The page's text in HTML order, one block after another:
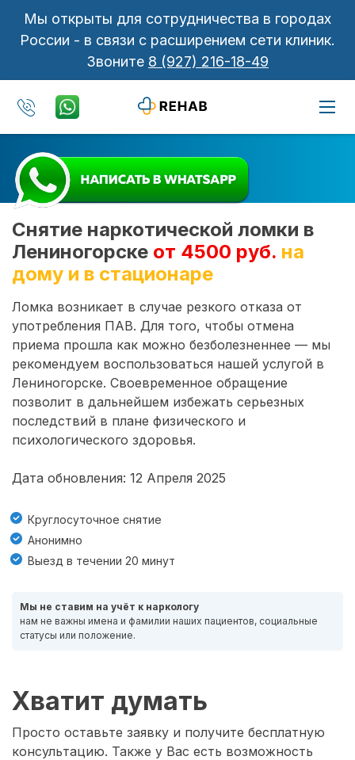
Мы открыты для сотрудничества в городах
России - в связи с расширением сети клиник.
Звоните 8 (927) 216-18-49
Снятие наркотической ломки в
Лениногорске от 4500 руб. на
дому и в стационаре
Ломка возникает в случае резкого отказа от
употребления ПАВ. Для того, чтобы отмена
приема прошла как можно безболезненнее — мы
рекомендуем воспользоваться нашей услугой в
Лениногорске. Своевременное обращение
позволит в дальнейшем избежать серьезных
последствий в плане физического и
психологического здоровья.
Дата обновления: 12 Апреля 2025
Круглосуточное снятие
Анонимно
Выезд в течении 20 минут
Мы не ставим на учёт к наркологу
нам не важны имена и фамилии наших пациентов, социальные
статусы или положение.
Хватит думать
Просто оставьте заявку и получите бесплатную
консультацию. Также у Вас есть возможность